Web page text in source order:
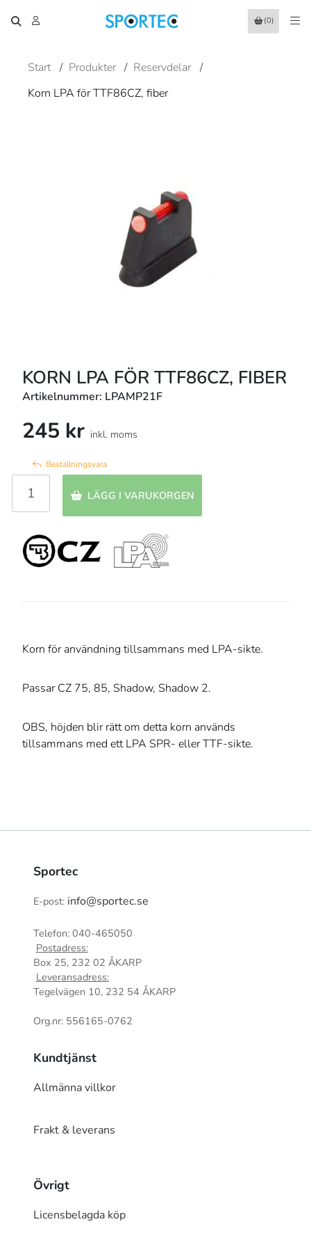
(0)
Start / Produkter / Reservdelar /
Korn LPA för TTF86CZ, fiber
KORN LPA FÖR TTF86CZ, FIBER
Artikelnummer: LPAMP21F
245 kr inkl. moms
Beställningsvara
LÄGG I VARUKORGEN
Korn för användning tillsammans med LPA-sikte.
Passar CZ 75, 85, Shadow, Shadow 2.
OBS, höjden blir rätt om detta korn används
tillsammans med ett LPA SPR- eller TTF-sikte.
Sportec
E-post: info@sportec.se
Telefon: 040-465050
Postadress:
Box 25, 232 02 ÅKARP
Leveransadress:
Tegelvägen 10, 232 54 ÅKARP
Org.nr: 556165-0762
Kundtjänst
Allmänna villkor
Frakt & leverans
Övrigt
Licensbelagda köp